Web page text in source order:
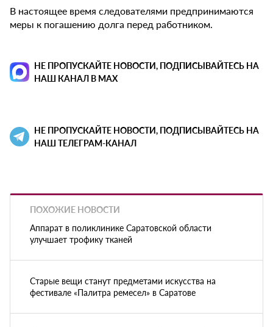
В настоящее время следователями предпринимаются
меры к погашению долга перед работником.
НЕ ПРОПУСКАЙТЕ НОВОСТИ, ПОДПИСЫВАЙТЕСЬ НА
НАШ КАНАЛ В MAX
НЕ ПРОПУСКАЙТЕ НОВОСТИ, ПОДПИСЫВАЙТЕСЬ НА
НАШ ТЕЛЕГРАМ-КАНАЛ
ПОХОЖИЕ НОВОСТИ
Аппарат в поликлинике Саратовской области
улучшает трофику тканей
Старые вещи станут предметами искусства на
фестивале «Палитра ремесел» в Саратове